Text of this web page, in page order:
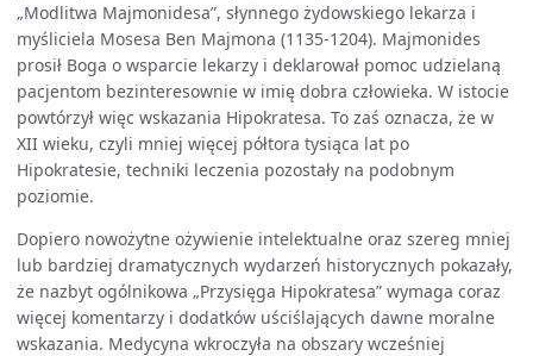
„Modlitwa Majmonidesa”, słynnego żydowskiego lekarza i
myśliciela Mosesa Ben Majmona (1135-1204). Majmonides
prosił Boga o wsparcie lekarzy i deklarował pomoc udzielaną
pacjentom bezinteresownie w imię dobra człowieka. W istocie
powtórzył więc wskazania Hipokratesa. To zaś oznacza, że w
XII wieku, czyli mniej więcej półtora tysiąca lat po
Hipokratesie, techniki leczenia pozostały na podobnym
poziomie.
Dopiero nowożytne ożywienie intelektualne oraz szereg mniej
lub bardziej dramatycznych wydarzeń historycznych pokazały,
że nazbyt ogólnikowa „Przysięga Hipokratesa” wymaga coraz
więcej komentarzy i dodatków uściślających dawne moralne
wskazania. Medycyna wkroczyła na obszary wcześniej